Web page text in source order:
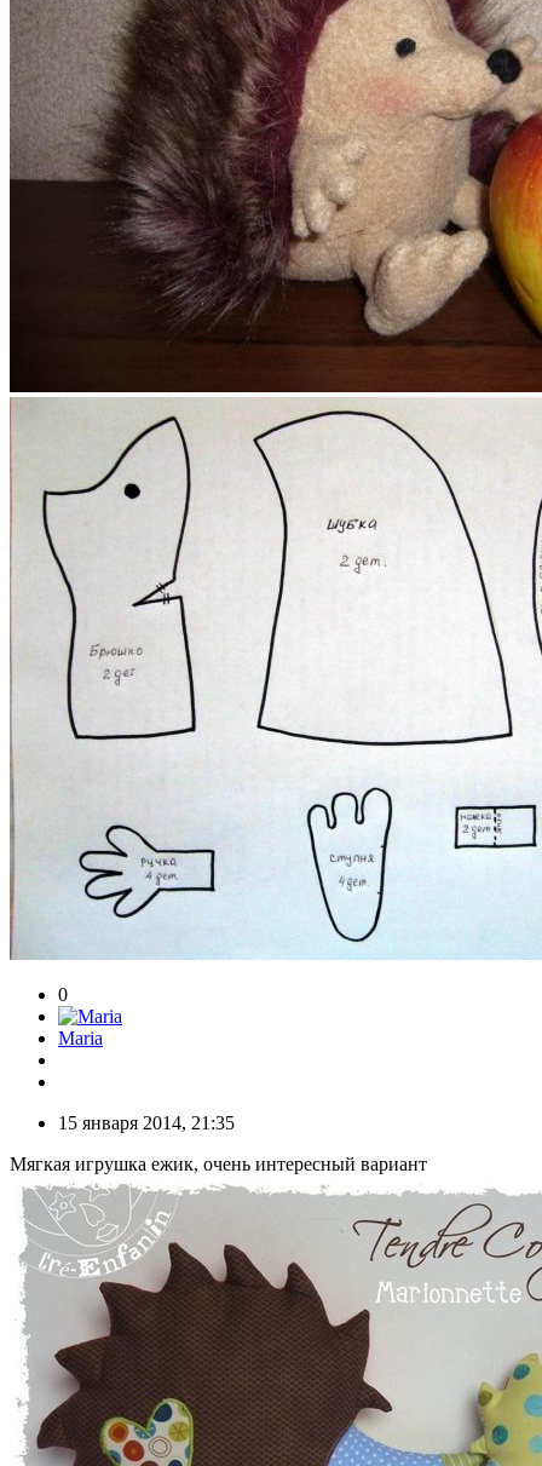
0
Maria
15 января 2014, 21:35
Мягкая игрушка ежик, очень интересный вариант